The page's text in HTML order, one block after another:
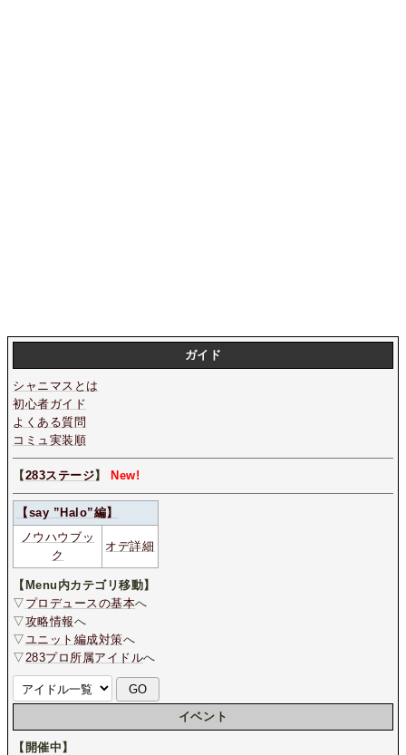
ガイド
シャニマスとは
初心者ガイド
よくある質問
コミュ実装順
【283ステージ】 New!
【say ”Halo”編】
ノウハウブッ
ク
オデ詳細
【Menu内カテゴリ移動】
▽ プロデュースの基本へ
▽攻略情報へ
▽ ユニット編成対策へ
▽ 283プロ所属アイドルへ
イベント
【開催中】